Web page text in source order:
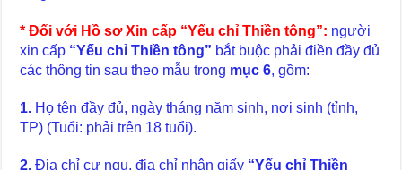
* Đối với Hồ sơ Xin cấp “Yếu chỉ Thiền tông”: người
xin cấp “Yếu chỉ Thiền tông” bắt buộc phải điền đầy đủ
các thông tin sau theo mẫu trong mục 6, gồm:
1. Họ tên đầy đủ, ngày tháng năm sinh, nơi sinh (tỉnh,
TP) (Tuổi: phải trên 18 tuổi).
2. Địa chỉ cư ngụ, địa chỉ nhận giấy “Yếu chỉ Thiền